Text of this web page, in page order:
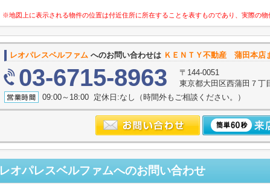
※地図上に表示される物件の位置は付近住所に所在することを表すものであり、実際の物
レオパレスベルファム へのお問い合わせは ＫＥＮＴＹ不動産 蒲田本店
03-6715-8963
〒144-0051
東京都大田区西蒲田７丁
09:00～18:00 定休日:なし（時間外もご相談ください。）
レオパレスベルファムへのお問い合わせ